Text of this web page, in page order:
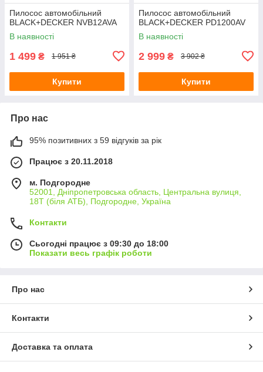
Пилосос автомобільний
BLACK+DECKER NVB12AVA
В наявності
1 499 ₴ 1 951 ₴
Купити
Пилосос автомобільний
BLACK+DECKER PD1200AV
В наявності
2 999 ₴ 3 902 ₴
Купити
Про нас
95% позитивних з 59 відгуків за рік
Працює з 20.11.2018
м. Подгородне
52001, Дніпропетровська область, Центральна вулиця,
18Т (біля АТБ), Подгородне, Україна
Контакти
Сьогодні працює з 09:30 до 18:00
Показати весь графік роботи
Про нас
Контакти
Доставка та оплата